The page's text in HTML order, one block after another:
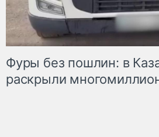
Фуры без пошлин: в
раскрыли